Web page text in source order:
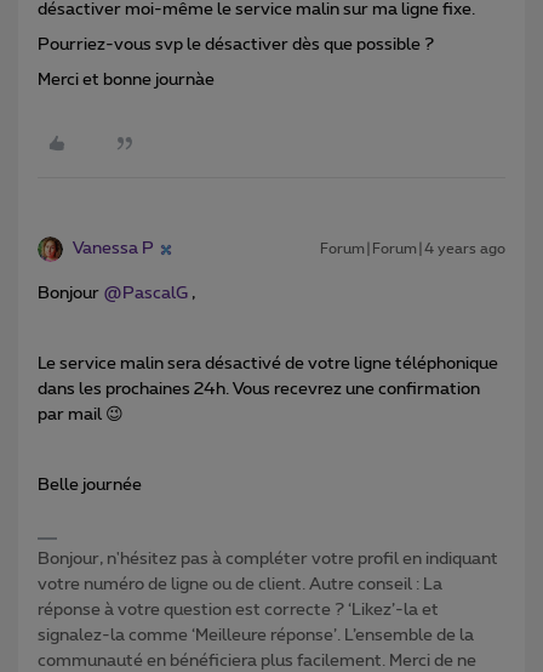
désactiver moi-même le service malin sur ma ligne fixe.
Pourriez-vous svp le désactiver dès que possible ?
Merci et bonne journàe
Vanessa P Forum|Forum|4 years ago
Bonjour @PascalG ,
Le service malin sera désactivé de votre ligne téléphonique
dans les prochaines 24h. Vous recevrez une confirmation
par mail 😉
Belle journée
Bonjour, n'hésitez pas à compléter votre profil en indiquant
votre numéro de ligne ou de client. Autre conseil : La
réponse à votre question est correcte ? ‘Likez’-la et
signalez-la comme ‘Meilleure réponse’. L’ensemble de la
communauté en bénéficiera plus facilement. Merci de ne